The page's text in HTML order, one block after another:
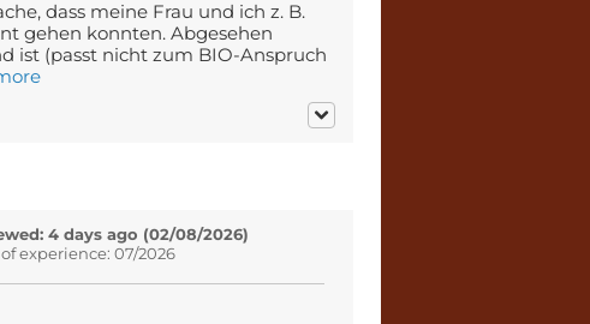
dass meine Frau und ich z. B.
gehen konnten. Abgesehen
ist (passt nicht zum BIO-Anspruch
4 days ago (02/08/2026)
experience: 07/2026